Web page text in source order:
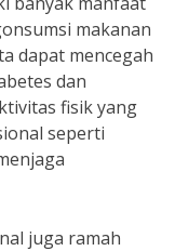
makanan
dapat mencegah
dan
fisik yang
seperti
juga ramah